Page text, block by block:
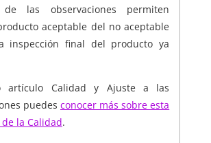
de las observaciones permiten
aceptable del no aceptable
inspección final del producto ya
artículo Calidad y Ajuste a las
puedes conocer más sobre esta
la Calidad.